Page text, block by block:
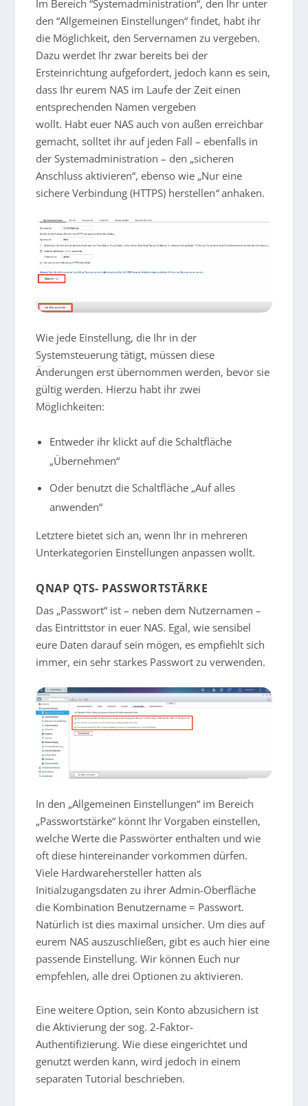
Im Bereich “Systemadministration“, den Ihr unter
den “Allgemeinen Einstellungen“ findet, habt ihr
die Möglichkeit, den Servernamen zu vergeben.
Dazu werdet Ihr zwar bereits bei der
Ersteinrichtung aufgefordert, jedoch kann es sein,
dass Ihr eurem NAS im Laufe der Zeit einen
entsprechenden Namen vergeben
wollt. Habt euer NAS auch von außen erreichbar
gemacht, solltet ihr auf jeden Fall – ebenfalls in
der Systemadministration – den „sicheren
Anschluss aktivieren“, ebenso wie „Nur eine
sichere Verbindung (HTTPS) herstellen“anhaken.
Wie jede Einstellung, die Ihr in der
Systemsteuerung tätigt, müssen diese
Änderungen erst übernommen werden, bevor sie
gültig werden. Hierzu habt ihr zwei
Möglichkeiten:
Entweder ihr klickt auf die Schaltfläche
„Übernehmen“
Oder benutzt die Schaltfläche „Auf alles
anwenden“
Letztere bietet sich an, wenn Ihr in mehreren
Unterkategorien Einstellungen anpassen wollt.
QNAP QTS- PASSWORTSTÄRKE
Das „Passwort“ ist – neben dem Nutzernamen –
das Eintrittstor in euer NAS. Egal, wie sensibel
eure Daten darauf sein mögen, es empfiehlt sich
immer, ein sehr starkes Passwort zu verwenden.
In den „Allgemeinen Einstellungen“ im Bereich
„Passwortstärke“ könnt Ihr Vorgaben einstellen,
welche Werte die Passwörter enthalten und wie
oft diese hintereinander vorkommen dürfen.
Viele Hardwarehersteller hatten als
Initialzugangsdaten zu ihrer Admin-Oberfläche
die Kombination Benutzername = Passwort.
Natürlich ist dies maximal unsicher. Um dies auf
eurem NAS auszuschließen, gibt es auch hier eine
passende Einstellung. Wir können Euch nur
empfehlen, alle drei Optionen zu aktivieren.
Eine weitere Option, sein Konto abzusichern ist
die Aktivierung der sog. 2-Faktor-
Authentifizierung. Wie diese eingerichtet und
genutzt werden kann, wird jedoch in einem
separaten Tutorial beschrieben.